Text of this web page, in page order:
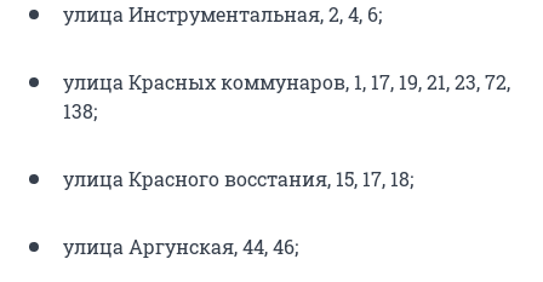
улица Инструментальная, 2, 4, 6;
улица Красных коммунаров, 1, 17, 19, 21, 23, 72,
138;
улица Красного восстания, 15, 17, 18;
улица Аргунская, 44, 46;